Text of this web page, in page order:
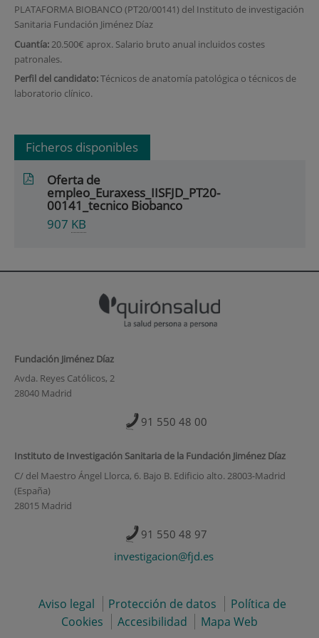
PLATAFORMA BIOBANCO (PT20/00141) del Instituto de investigación
Sanitaria Fundación Jiménez Díaz
Cuantía:20.500€ aprox. Salario bruto anual incluidos costes
patronales.
Perfil del candidato:Técnicos de anatomía patológica o técnicos de
laboratorio clínico.
Ficheros disponibles
Oferta de
empleo_Euraxess_IISFJD_PT20-
00141_tecnico Biobanco
907 KB
Fundación Jiménez Díaz
Avda. Reyes Católicos, 2
28040 Madrid
91 550 48 00
Instituto de Investigación Sanitaria de la Fundación Jiménez Díaz
C/ del Maestro Ángel Llorca, 6. Bajo B. Edificio alto. 28003-Madrid
(España)
28015 Madrid
91 550 48 97
investigacion@fjd.es
Aviso legal Protección de datos
Política de
Cookies
Accesibilidad Mapa Web